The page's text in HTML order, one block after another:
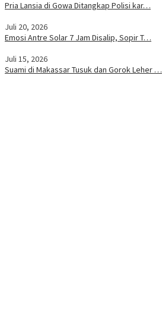
Pria Lansia di Gowa Ditangkap Polisi kar…
Juli 20, 2026
Emosi Antre Solar 7 Jam Disalip, Sopir T…
Juli 15, 2026
Suami di Makassar Tusuk dan Gorok Leher …